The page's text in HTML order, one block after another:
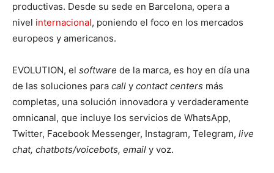
productivas. Desde su sede en Barcelona, opera a
nivel internacional, poniendo el foco en los mercados
europeos y americanos.
EVOLUTION, el software de la marca, es hoy en día una
de las soluciones para call y contact centers más
completas, una solución innovadora y verdaderamente
omnicanal, que incluye los servicios de WhatsApp,
Twitter, Facebook Messenger, Instagram, Telegram, live
chat, chatbots/voicebots, email y voz.